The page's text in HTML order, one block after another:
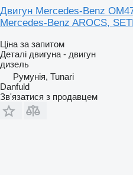
Двигун Mercedes-Benz
Mercedes-Benz AROCS,
Ціна за запитом
Деталі двигуна - двигун
дизель
Румунія, Tunari
Danfuld
Зв'язатися з продавцем